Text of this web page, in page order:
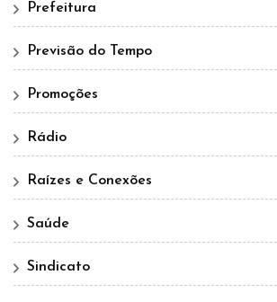
Prefeitura
Previsão do Tempo
Promoções
Rádio
Raízes e Conexões
Saúde
Sindicato